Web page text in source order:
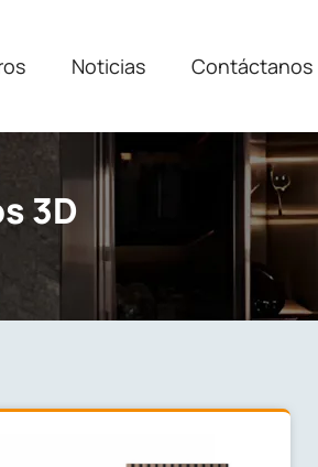
Noticias Contáctanos
3D